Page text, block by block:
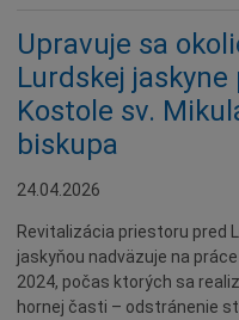
Upravuje sa
Lurdskej jaskyne
Kostole sv.
biskupa
24.04.2026
Revitalizácia priestoru pred
jaskyňou nadväzuje na
2024, počas ktorých sa
hornej časti – odstránenie